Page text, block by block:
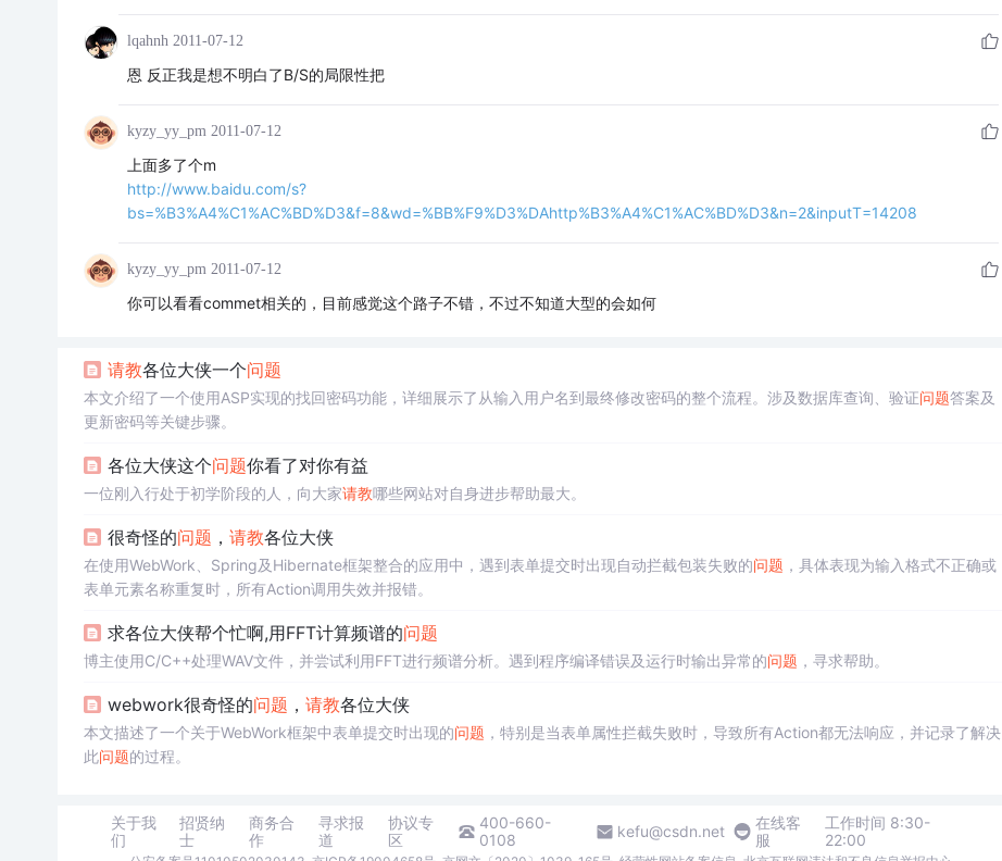
lqahnh 2011-07-12
恩 反正我是想不明白了B/S的局限性把
kyzy_yy_pm 2011-07-12
上面多了个m
http://www.baidu.com/s?
bs=%B3%A4%C1%AC%BD%D3&f=8&wd=%BB%F9%D3%DAhttp%B3%A4%C1%AC%BD%D3&n=2&inputT=14208
kyzy_yy_pm 2011-07-12
你可以看看commet相关的，目前感觉这个路子不错，不过不知道大型的会如何
请教各位大侠一个问题
本文介绍了一个使用ASP实现的找回密码功能，详细展示了从输入用户名到最终修改密码的整个流程。涉及数据库查询、验证问题答案及
更新密码等关键步骤。
各位大侠这个问题你看了对你有益
一位刚入行处于初学阶段的人，向大家请教哪些网站对自身进步帮助最大。
很奇怪的问题 ， 请教各位大侠
在使用WebWork、Spring及Hibernate框架整合的应用中，遇到表单提交时出现自动拦截包装失败的问题 ，具体表现为输入格式不正确或
表单元素名称重复时，所有Action调用失效并报错。
求各位大侠帮个忙啊,用FFT计算频谱的问题
博主使用C/C++处理WAV文件，并尝试利用FFT进行频谱分析。遇到程序编译错误及运行时输出异常的问题 ，寻求帮助。
webwork很奇怪的问题 ， 请教各位大侠
本文描述了一个关于WebWork框架中表单提交时出现的问题 ，特别是当表单属性拦截失败时，导致所有Action都无法响应，并记录了解决
此问题的过程。
关于我
们
招贤纳
士
商务合
作
寻求报
道
协议专
区
400-660-
0108
kefu@csdn.net
在线客
服
工作时间 8:30-
22:00